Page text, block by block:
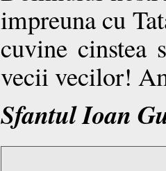
impreuna cu
cuvine cinstea
vecii vecilor!
Sfantul Ioan